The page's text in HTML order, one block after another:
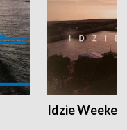
Idzie